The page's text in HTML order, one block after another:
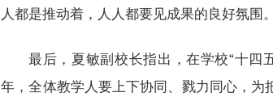
人都是推动着，人人都要见成果的良好氛围。
最后，夏敏副校长指出，在学校“十四
年，全体教学人要上下协同、戮力同心，